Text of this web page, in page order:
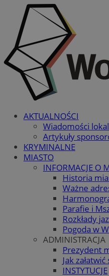
AKTUALNOŚCI
Wiadomości
Artykuły
KRYMINALNE
MIASTO
INFORMACJE O
Historia
Ważne
Parafie i
Rozkłady
Pogoda w
ADMINISTRACJA
Prezydent
Jak
INSTYTUCJE